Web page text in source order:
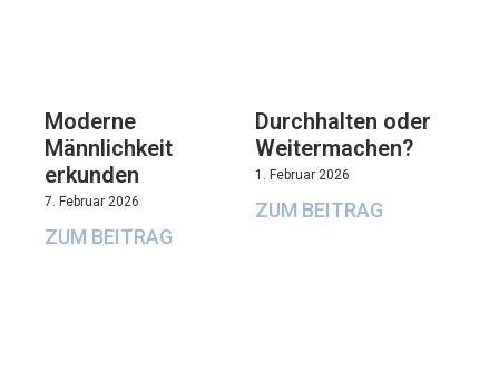
Moderne
Männlichkeit
erkunden
7. Februar 2026
ZUM BEITRAG
Durchhalten oder
Weitermachen?
1. Februar 2026
ZUM BEITRAG